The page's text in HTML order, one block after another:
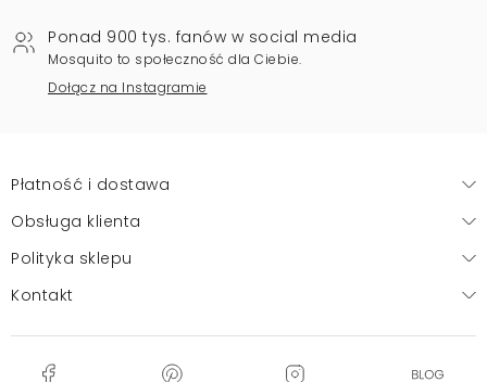
Ponad 900 tys. fanów w social media
Mosquito to społeczność dla Ciebie.
Dołącz na Instagramie
Płatność i dostawa
Obsługa klienta
Polityka sklepu
Kontakt